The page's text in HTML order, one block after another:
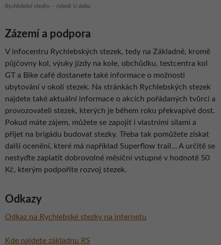
Rychlebské stezky – rybník U dubu
Zázemí a podpora
V infocentru Rychlebských stezek, tedy na Základně, kromě
půjčovny kol, výuky jízdy na kole, obchůdku, testcentra kol
GT a Bike café dostanete také informace o možnosti
ubytování v okolí stezek. Na stránkách Rychlebských stezek
najdete také aktuální informace o akcích pořádaných tvůrci a
provozovateli stezek, kterých je během roku překvapivě dost.
Pokud máte zájem, můžete se zapojit i vlastními silami a
přijet na brigádu budovat stezky. Třeba tak pomůžete získat
další ocenění, které má například Superflow trail… A určitě se
nestyďte zaplatit dobrovolné měsíční vstupné v hodnotě 50
Kč, kterým podpoříte rozvoj stezek.
Odkazy
Odkaz na Rychlebské stezky na internetu
Kde najdete základnu RS